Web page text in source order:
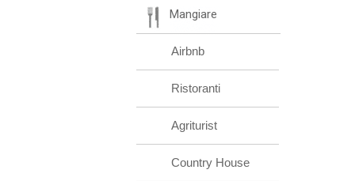
Mangiare
Airbnb
Ristoranti
Agriturist
Country House